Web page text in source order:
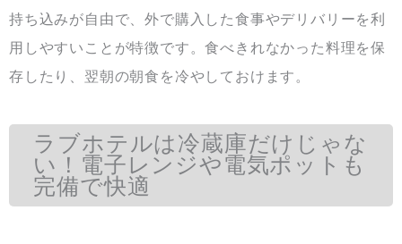
持ち込みが自由で、外で購入した食事やデリバリーを利
用しやすいことが特徴です。食べきれなかった料理を保
存したり、翌朝の朝食を冷やしておけます。
ラブホテルは冷蔵庫だけじゃな
い！電子レンジや電気ポットも
完備で快適